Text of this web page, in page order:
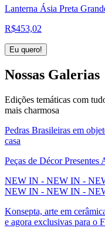
Lanterna Ásia Preta
R$453,02
Eu quero!
Nossas Galerias
Edições temáticas com
mais charmosa
Pedras Brasileiras em
casa
Peças de Décor Presentes
NEW IN - NEW IN -
NEW IN - NEW IN -
Konsepta, arte em
e agora exclusivas para o